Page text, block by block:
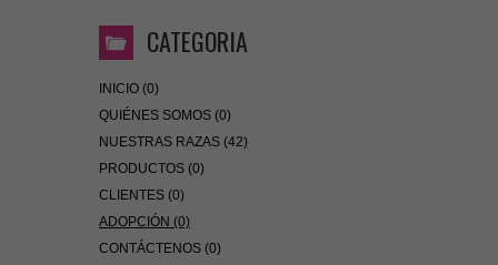
CATEGORIA
INICIO (0)
QUIÉNES SOMOS (0)
NUESTRAS RAZAS (42)
PRODUCTOS (0)
CLIENTES (0)
ADOPCIÓN (0)
CONTÁCTENOS (0)